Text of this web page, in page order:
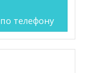
по телефону